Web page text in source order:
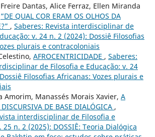
Dantas, Alice Ferraz, Ellen Miranda
“DE QUAL COR ERAM OS OLHOS DA
, Saberes: Revista interdisciplinar de
v. 24 n. 2 (2024): Dossiê Filosofias
plurais e contracoloniais
AFROCENTRICIDADE , Saberes:
de Filosofia e Educação: v. 24
Filosofias Africanas: Vozes plurais e
Amorim, Manassés Morais Xavier, A
DE BASE DIALÓGICA ,
interdisciplinar de Filosofia e
25 n. 2 (2025): DOSSIÊ: Teoria Dialógica